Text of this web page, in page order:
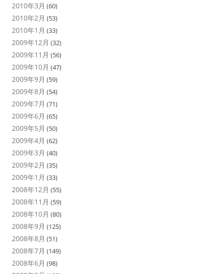
2010年3月 (60)
2010年2月 (53)
2010年1月 (33)
2009年12月 (32)
2009年11月 (56)
2009年10月 (47)
2009年9月 (59)
2009年8月 (54)
2009年7月 (71)
2009年6月 (65)
2009年5月 (50)
2009年4月 (62)
2009年3月 (40)
2009年2月 (35)
2009年1月 (33)
2008年12月 (55)
2008年11月 (59)
2008年10月 (80)
2008年9月 (125)
2008年8月 (51)
2008年7月 (149)
2008年6月 (98)